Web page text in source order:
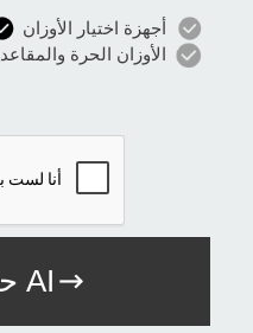
أجهزة اختيار الأوزان
الأوزان الحرة والمقاعد
حلول ذكية AI